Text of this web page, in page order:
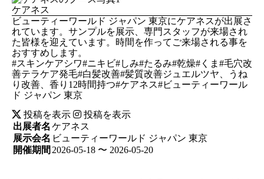
ケアネス
ビューティーワールド ジャパン 東京にケアネスが出展さ
れています。サンプルを展示、専門スタッフが来場され
た皆様を迎えています。時間を作ってご来場される事を
おすすめします。
#スキンケアシワ#ニキビ#しみ#たるみ#乾燥#くま#毛穴改
善テラケア発毛#白髪改善#髪質改善ジュエルツヤ、うね
り改善、香り12時間持つ#ケアネス#ビューティーワール
ド ジャパン 東京
投稿を表示
投稿を表示
出展者名 ケアネス
展示会名 ビューティーワールド ジャパン 東京
開催期間 2026-05-18 〜 2026-05-20